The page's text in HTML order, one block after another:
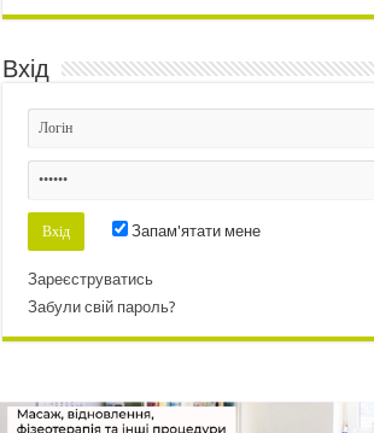
Вхід
Запам'ятати мене
Зареєструватись
Забули свій пароль?